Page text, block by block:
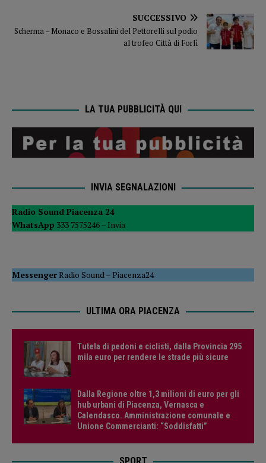
SUCCESSIVO
Scherma – Monaco e Bossalini del Pettorelli sul podio
al trofeo Città di Forlì
LA TUA PUBBLICITÀ QUI
INVIA SEGNALAZIONI
Radio Sound Piacenza 24
WhatsApp 333 7575246 – Invia
MessengerRadio Sound –Piacenza24
ULTIMA ORA PIACENZA
Tutela di pedoni e ciclisti, dalla Provincia 295
mila euro per rendere le strade più sicure
Dalla Regione oltre 1,3 milioni di euro per gli
hub urbani di Piacenza, Vernasca e
Calendasco. Amministrazione comunale e
Unione Commercianti: “Soddisfatti”
SPORT